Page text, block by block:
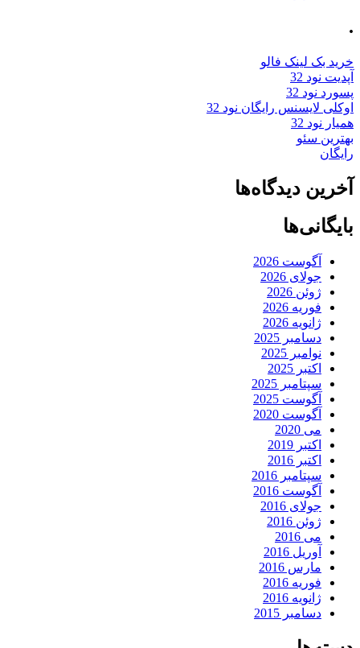
.
خرید بک لینک فالو
آپدیت نود 32
پسورد نود 32
اوکلی لایسنس رایگان نود 32
همیار نود 32
بهترین سئو
رایگان
آخرین دیدگاه‌ها
بایگانی‌ها
آگوست 2026
جولای 2026
ژوئن 2026
فوریه 2026
ژانویه 2026
دسامبر 2025
نوامبر 2025
اکتبر 2025
سپتامبر 2025
آگوست 2025
آگوست 2020
می 2020
اکتبر 2019
اکتبر 2016
سپتامبر 2016
آگوست 2016
جولای 2016
ژوئن 2016
می 2016
آوریل 2016
مارس 2016
فوریه 2016
ژانویه 2016
دسامبر 2015